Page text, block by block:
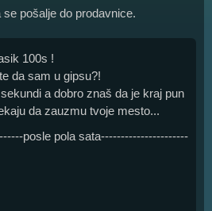
pošalje do prodavnice.
100s !
da sam u gipsu?!
a dobro znaš da je kraj pun
da zauzmu tvoje mesto...
posle pola sata----------------------